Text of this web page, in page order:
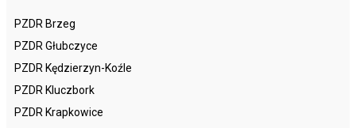
PZDR Brzeg
PZDR Głubczyce
PZDR Kędzierzyn-Koźle
PZDR Kluczbork
PZDR Krapkowice